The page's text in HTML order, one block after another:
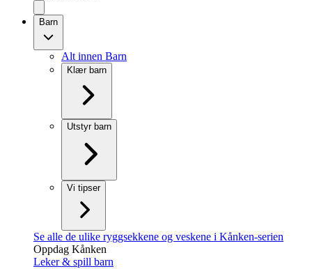
Barn
Alt innen Barn
Klær barn
Utstyr barn
Vi tipser
Se alle de ulike ryggsekkene og veskene i Kånken-serien
Oppdag Kånken
Leker & spill barn